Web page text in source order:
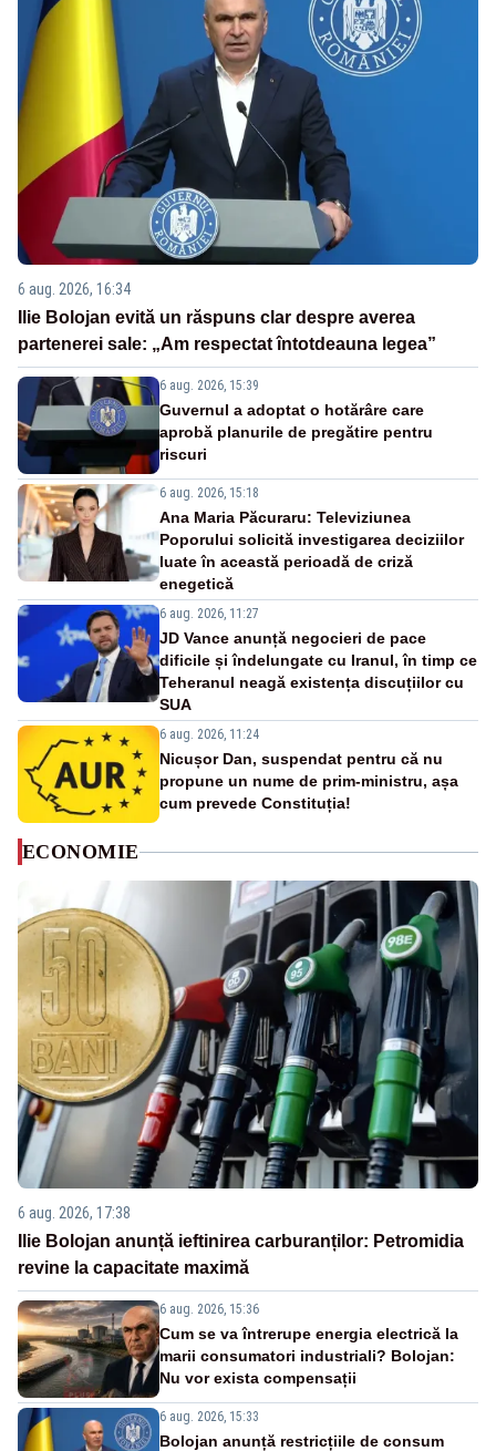
6 aug. 2026, 16:34
Ilie Bolojan evită un răspuns clar despre averea
partenerei sale: „Am respectat întotdeauna legea”
6 aug. 2026, 15:39
Guvernul a adoptat o hotărâre care
aprobă planurile de pregătire pentru
riscuri
6 aug. 2026, 15:18
Ana Maria Păcuraru: Televiziunea
Poporului solicită investigarea deciziilor
luate în această perioadă de criză
enegetică
6 aug. 2026, 11:27
JD Vance anunță negocieri de pace
dificile și îndelungate cu Iranul, în timp ce
Teheranul neagă existența discuțiilor cu
SUA
6 aug. 2026, 11:24
Nicușor Dan, suspendat pentru că nu
propune un nume de prim-ministru, așa
cum prevede Constituția!
ECONOMIE
6 aug. 2026, 17:38
Ilie Bolojan anunță ieftinirea carburanților: Petromidia
revine la capacitate maximă
6 aug. 2026, 15:36
Cum se va întrerupe energia electrică la
marii consumatori industriali? Bolojan:
Nu vor exista compensații
6 aug. 2026, 15:33
Bolojan anunță restricțiile de consum